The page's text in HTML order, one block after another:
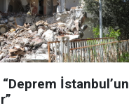
İstanbul’un